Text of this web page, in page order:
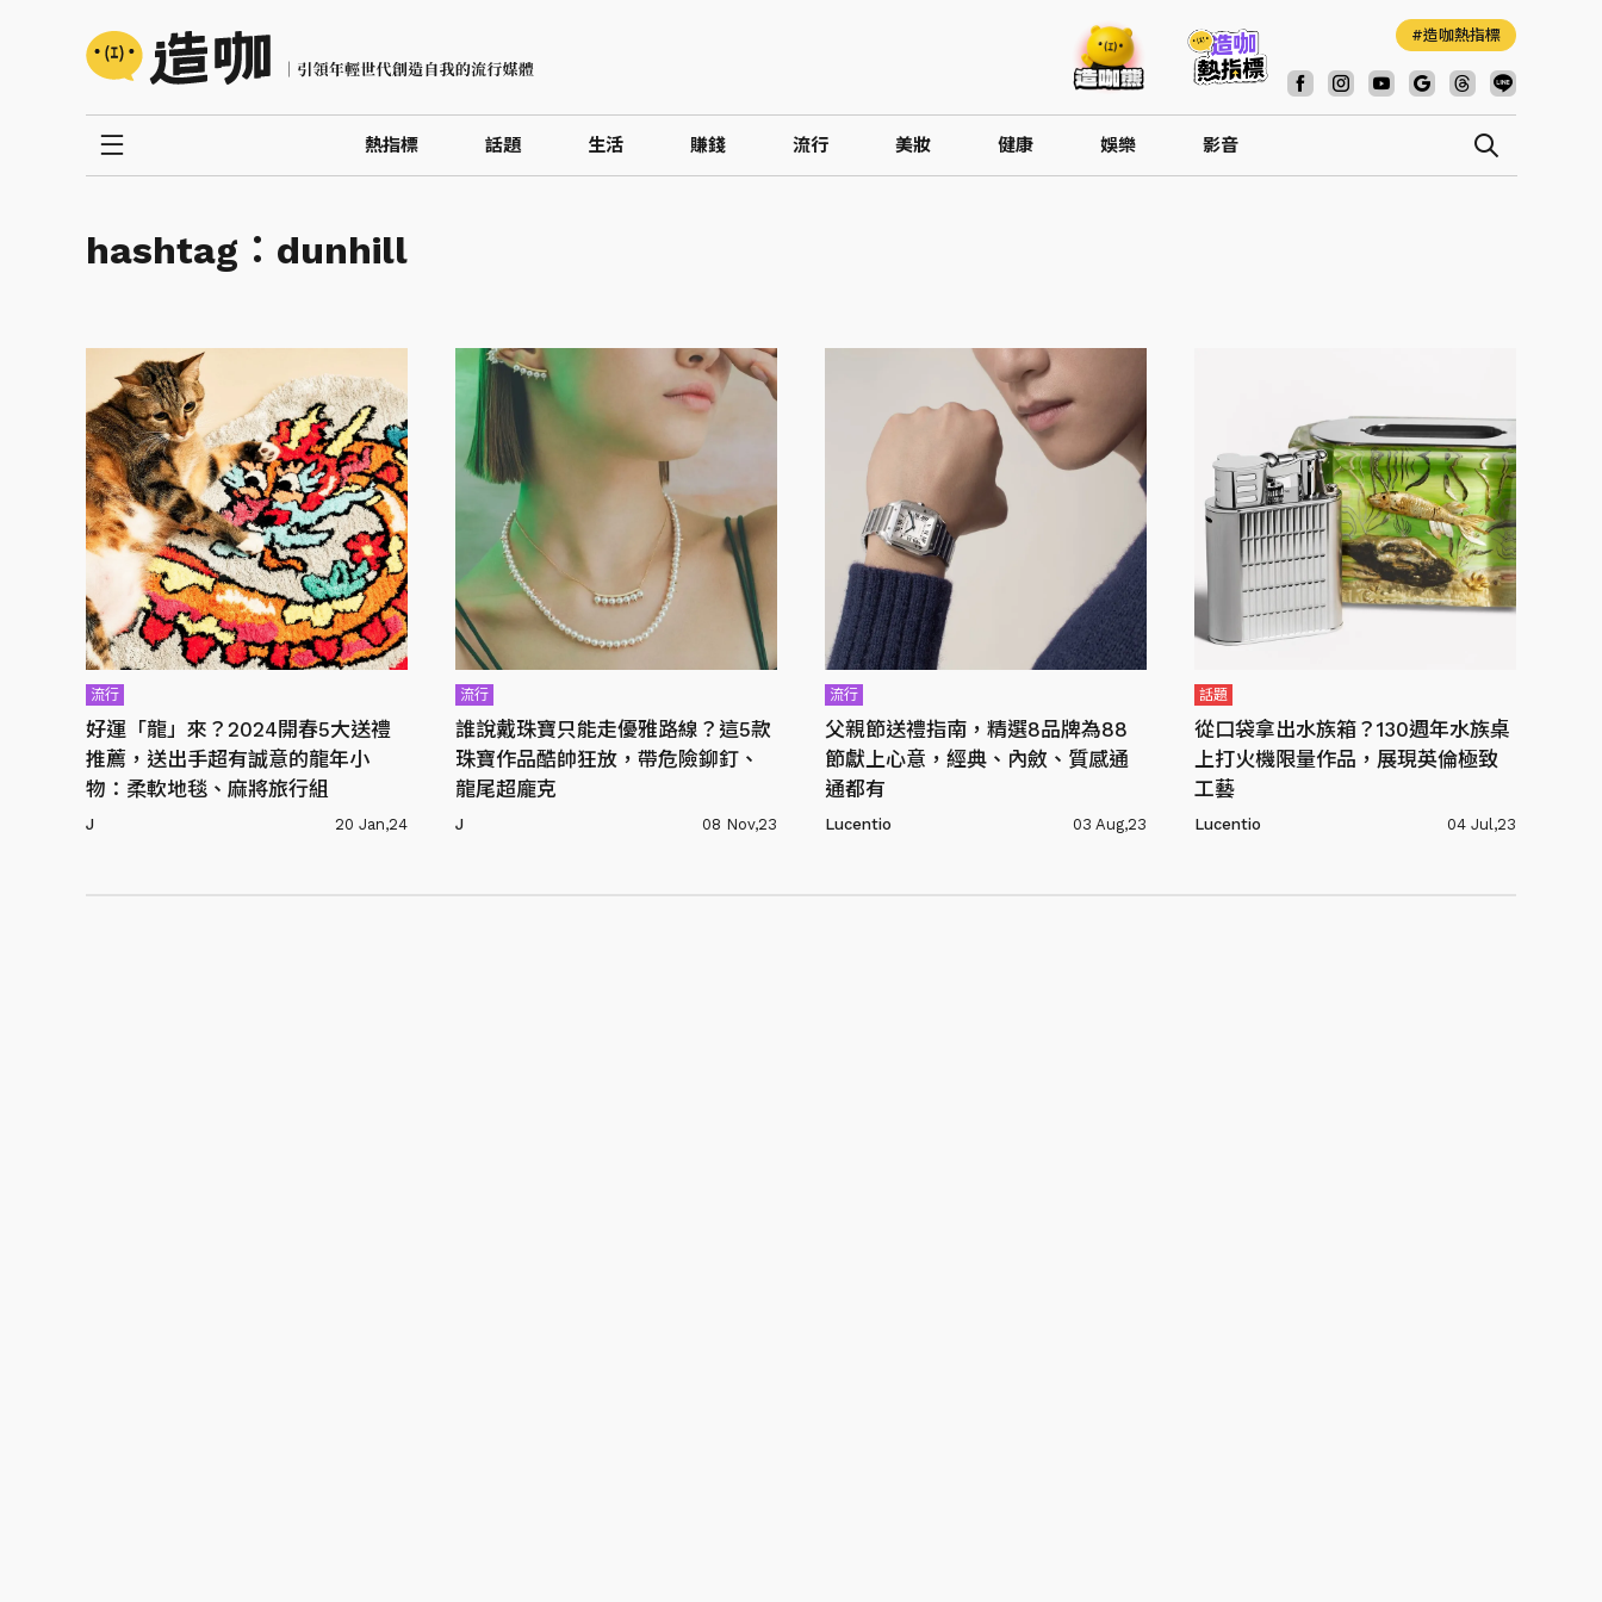
造咖熱指標
熱指標 話題 生活 賺錢 流行 美妝 健康 娛樂 影音
hashtag： dunhill
流行
好運「龍」來？2024開春5大送禮
推薦，送出手超有誠意的龍年小
物：柔軟地毯、麻將旅行組
J 20 Jan,24
流行
誰說戴珠寶只能走優雅路線？這5款
珠寶作品酷帥狂放，帶危險鉚釘、
龍尾超龐克
J 08 Nov,23
流行
父親節送禮指南，精選8品牌為88
節獻上心意，經典、內斂、質感通
通都有
Lucentio 03 Aug,23
話題
從口袋拿出水族箱？130週年水族桌
上打火機限量作品，展現英倫極致
工藝
Lucentio 04 Jul,23